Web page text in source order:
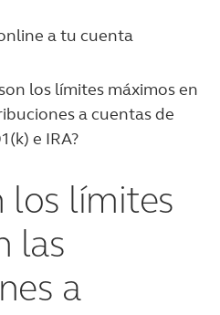
a tu cuenta
los límites máximos en
a cuentas de
e IRA?
los límites
las
a